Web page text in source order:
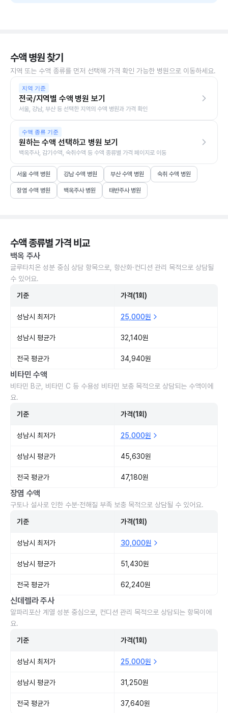
수액 병원 찾기
지역 또는 수액 종류를 먼저 선택해 가격 확인 가능한 병원으로 이동하세요.
지역 기준
전국/지역별 수액 병원 보기
서울, 강남, 부산 등 선택한 지역의 수액 병원과 가격 확인
수액 종류 기준
원하는 수액 선택하고 병원 보기
백옥주사, 감기수액, 숙취수액 등 수액 종류별 가격 페이지로 이동
서울 수액 병원 강남 수액 병원 부산 수액 병원 숙취 수액 병원
장염 수액 병원 백옥주사 병원 태반주사 병원
수액 종류별 가격 비교
백옥 주사
글루타치온 성분 중심 상담 항목으로, 항산화·컨디션 관리 목적으로 상담될
수 있어요.
기준 가격(1회)
성남시 최저가 25,000원
성남시 평균가 32,140원
전국 평균가 34,940원
비타민 수액
비타민 B군, 비타민 C 등 수용성 비타민 보충 목적으로 상담되는 수액이에
요.
기준 가격(1회)
성남시 최저가 25,000원
성남시 평균가 45,630원
전국 평균가 47,180원
장염 수액
구토나 설사로 인한 수분·전해질 부족 보충 목적으로 상담될 수 있어요.
기준 가격(1회)
성남시 최저가 30,000원
성남시 평균가 51,430원
전국 평균가 62,240원
신데렐라 주사
알파리포산 계열 성분 중심으로, 컨디션 관리 목적으로 상담되는 항목이에
요.
기준 가격(1회)
성남시 최저가 25,000원
성남시 평균가 31,250원
전국 평균가 37,640원